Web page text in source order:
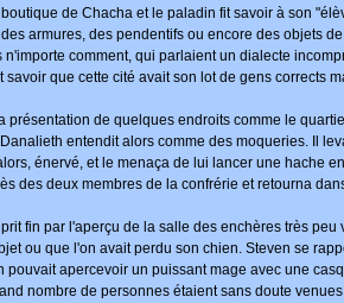
boutique de Chacha et le paladin fit savoir à son
armures, des pendentifs ou encore des objets
comment, qui parlaient un dialecte
savoir que cette cité avait son lot de gens corrects
présentation de quelques endroits comme le
entendit alors comme des moqueries. Il
énervé, et le menaça de lui lancer une hache
des deux membres de la confrérie et retourna
fin par l'aperçu de la salle des enchères très
ou que l'on avait perdu son chien. Steven se
pouvait apercevoir un puissant mage avec une
nombre de personnes étaient sans doute